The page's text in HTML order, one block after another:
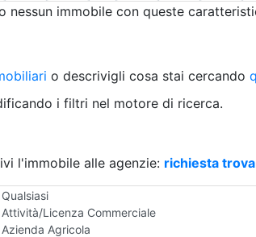
Casa Semi-indipendente
Rustico/Casale
Camera d'Albergo
Box/Garage
Qualsiasi
Attività/Licenza Commerciale
Azienda Agricola
nessun immobile con queste
o descrivigli cosa stai cercando
i filtri nel motore di ricerca.
l'immobile alle agenzie: richiesta